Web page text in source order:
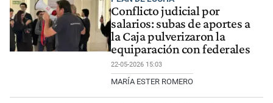
Conflicto judicial por
salarios: subas de aportes a
la Caja pulverizaron la
equiparación con federales
22-05-2026 15:03
MARÍA ESTER ROMERO